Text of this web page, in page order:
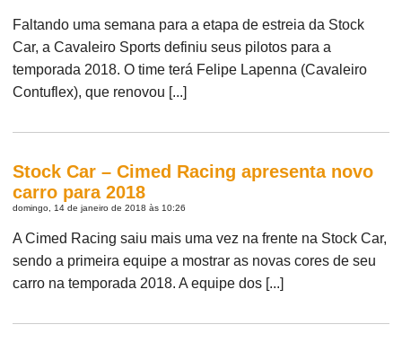
Faltando uma semana para a etapa de estreia da Stock
Car, a Cavaleiro Sports definiu seus pilotos para a
temporada 2018. O time terá Felipe Lapenna (Cavaleiro
Contuflex), que renovou [...]
Stock Car – Cimed Racing apresenta novo
carro para 2018
domingo, 14 de janeiro de 2018 às 10:26
A Cimed Racing saiu mais uma vez na frente na Stock Car,
sendo a primeira equipe a mostrar as novas cores de seu
carro na temporada 2018. A equipe dos [...]